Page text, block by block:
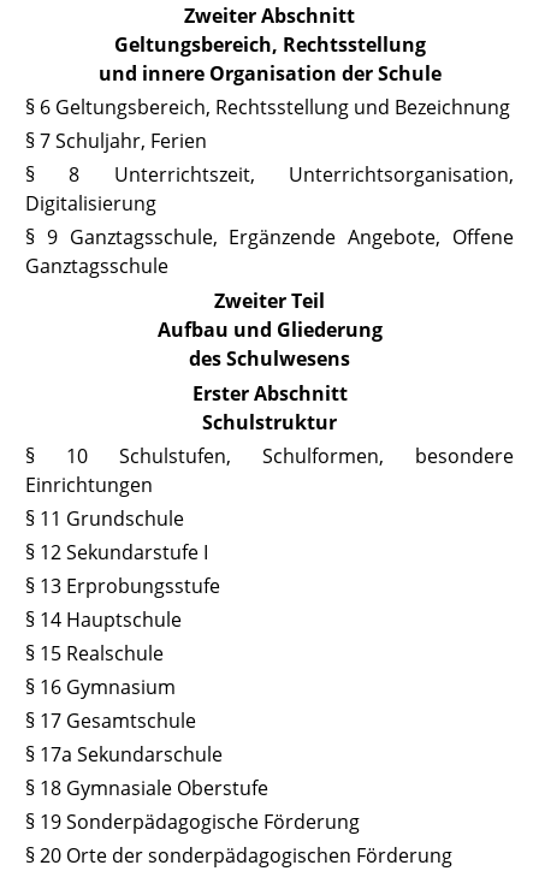
Zweiter Abschnitt
Geltungsbereich, Rechtsstellung
und innere Organisation der Schule
§ 6 Geltungsbereich, Rechtsstellung und Bezeichnung
§ 7 Schuljahr, Ferien
§ 8 Unterrichtszeit, Unterrichtsorganisation,
Digitalisierung
§ 9 Ganztagsschule, Ergänzende Angebote, Offene
Ganztagsschule
Zweiter Teil
Aufbau und Gliederung
des Schulwesens
Erster Abschnitt
Schulstruktur
§ 10 Schulstufen, Schulformen, besondere
Einrichtungen
§ 11 Grundschule
§ 12 Sekundarstufe I
§ 13 Erprobungsstufe
§ 14 Hauptschule
§ 15 Realschule
§ 16 Gymnasium
§ 17 Gesamtschule
§ 17a Sekundarschule
§ 18 Gymnasiale Oberstufe
§ 19 Sonderpädagogische Förderung
§ 20 Orte der sonderpädagogischen Förderung